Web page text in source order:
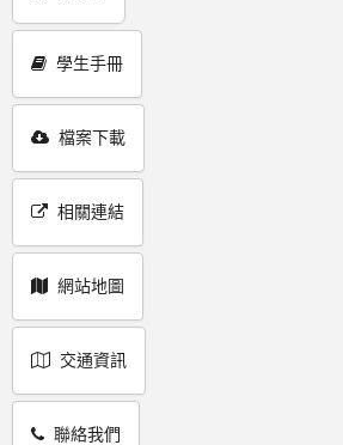
學生手冊
檔案下載
相關連結
網站地圖
交通資訊
聯絡我們